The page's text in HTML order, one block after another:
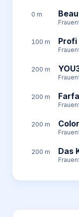
0 m
100 m Profi
200 m
200 m
200 m
200 m Das